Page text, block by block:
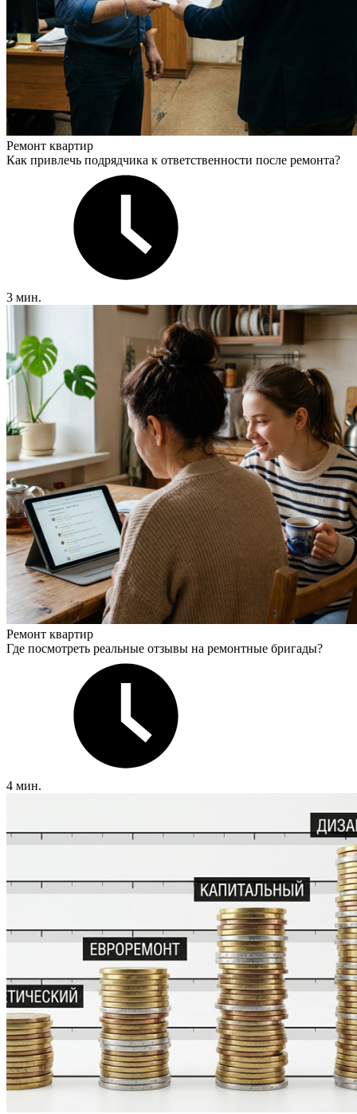
Ремонт квартир
Как привлечь подрядчика к ответственности после ремонта?
3 мин.
Ремонт квартир
Где посмотреть реальные отзывы на ремонтные бригады?
4 мин.